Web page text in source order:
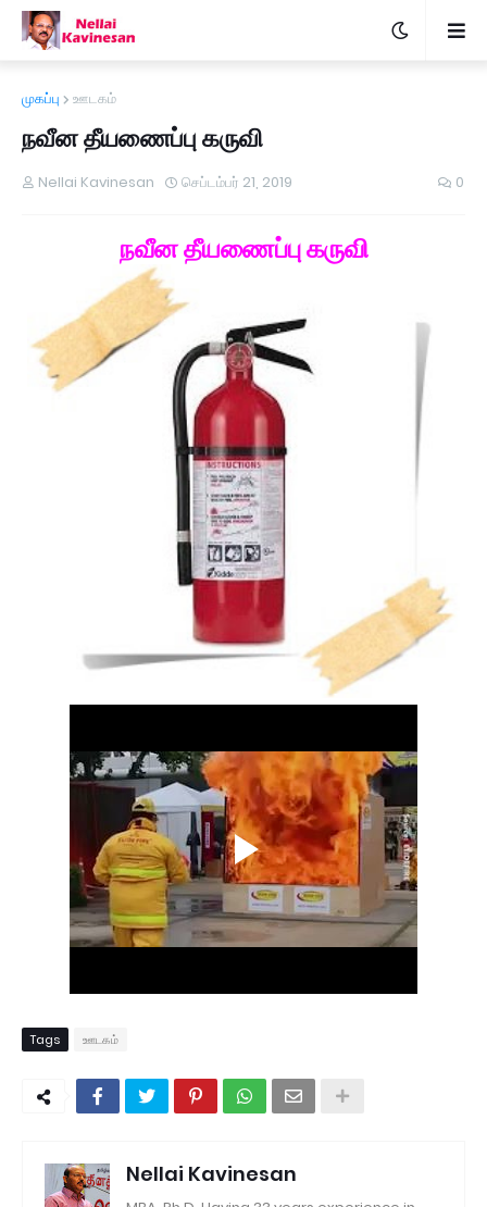
முகப்பு ஊடகம்
நவீன தீயணைப்பு கருவி
Nellai Kavinesan செப்டம்பர் 21, 2019 0
நவீன தீயணைப்பு கருவி
Tags ஊடகம்
Nellai Kavinesan